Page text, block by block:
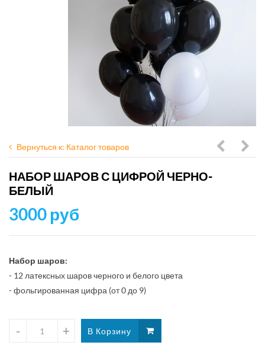
Вернуться к: Каталог товаров
в
НАБОР ШАРОВ С ЦИФРОЙ ЧЕРНО-
БЕЛЫЙ
3000 руб
Набор шаров:
- 12 латексных шаров черного и белого цвета
- фольгированная цифра (от 0 до 9)